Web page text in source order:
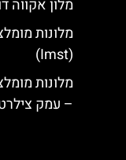
מלון אקווה
מלונות
(Imst)
– עמק